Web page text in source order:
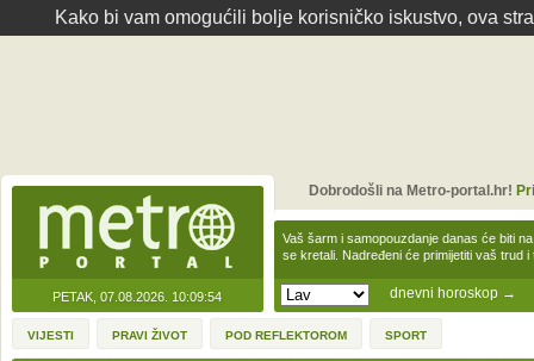
Kako bi vam omogućili bolje korisničko iskustvo, ova
PETAK, 07.08.2026. 10:09:54 dnevni horoskop →
Vaš šarm i samopouzdanje danas će biti
se kretali. Nadređeni će primijetiti vaš trud
Dobrodošli na Metro-portal.hr!
VIJESTI PRAVI ŽIVOT POD REFLEKTOROM SPORT